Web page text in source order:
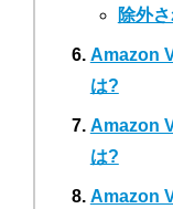
除外
Amazon
は?
Amazon
は?
Amazon